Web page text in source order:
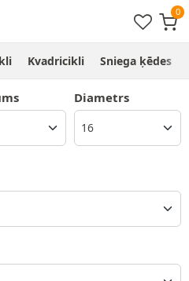
Kvadricikli Sniega ķēdes
Diametrs